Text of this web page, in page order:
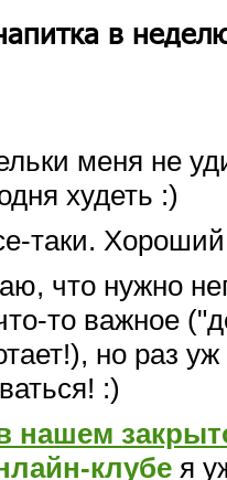
в
меня не
худеть :)
таки.
что нужно
то важное
но раз
:)
нашем
клубе я